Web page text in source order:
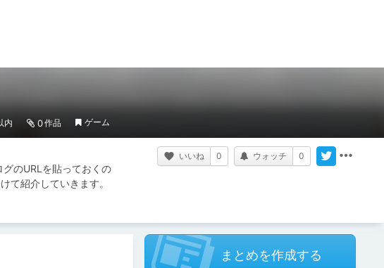
内 0作品 ゲーム
のURLを貼っておくの
て紹介していきます。
いいね 0 ウォッチ 0
まとめを作成する